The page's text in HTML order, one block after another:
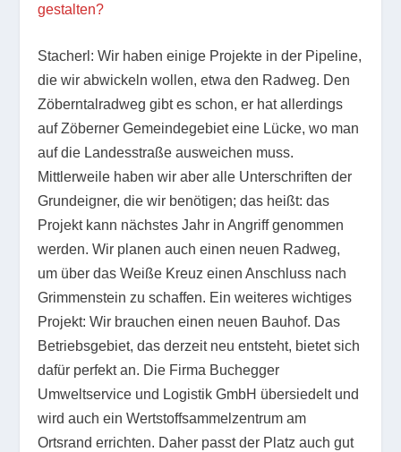
gestalten?
Stacherl: Wir haben einige Projekte in der Pipeline,
die wir abwickeln wollen, etwa den Radweg. Den
Zöberntalradweg gibt es schon, er hat allerdings
auf Zöberner Gemeindegebiet eine Lücke, wo man
auf die Landesstraße ausweichen muss.
Mittlerweile haben wir aber alle Unterschriften der
Grundeigner, die wir benötigen; das heißt: das
Projekt kann nächstes Jahr in Angriff genommen
werden. Wir planen auch einen neuen Radweg,
um über das Weiße Kreuz einen Anschluss nach
Grimmenstein zu schaffen. Ein weiteres wichtiges
Projekt: Wir brauchen einen neuen Bauhof. Das
Betriebsgebiet, das derzeit neu entsteht, bietet sich
dafür perfekt an. Die Firma Buchegger
Umweltservice und Logistik GmbH übersiedelt und
wird auch ein Wertstoffsammelzentrum am
Ortsrand errichten. Daher passt der Platz auch gut